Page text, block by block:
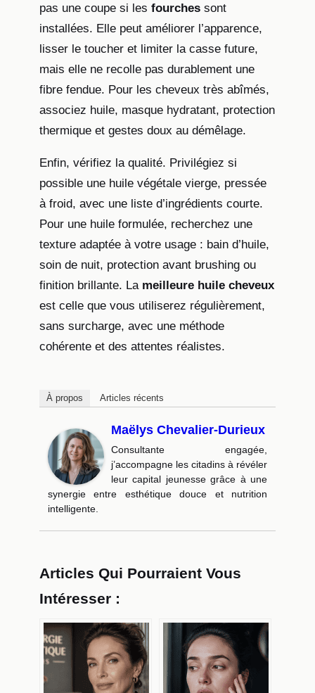
pas une coupe si les fourches sont
installées. Elle peut améliorer l’apparence,
lisser le toucher et limiter la casse future,
mais elle ne recolle pas durablement une
fibre fendue. Pour les cheveux très abîmés,
associez huile, masque hydratant, protection
thermique et gestes doux au démêlage.
Enfin, vérifiez la qualité. Privilégiez si
possible une huile végétale vierge, pressée
à froid, avec une liste d’ingrédients courte.
Pour une huile formulée, recherchez une
texture adaptée à votre usage : bain d’huile,
soin de nuit, protection avant brushing ou
finition brillante. La meilleure huile cheveux
est celle que vous utiliserez régulièrement,
sans surcharge, avec une méthode
cohérente et des attentes réalistes.
À propos Articles récents
Maëlys Chevalier-Durieux
Consultante engagée,
j’accompagne les citadins à révéler
leur capital jeunesse grâce à une
synergie entre esthétique douce et nutrition
intelligente.
Articles Qui Pourraient Vous
Intéresser :